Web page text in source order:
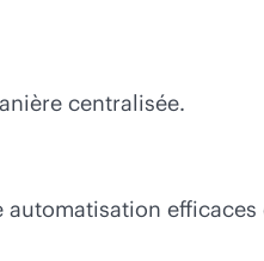
centralisée.
efficaces